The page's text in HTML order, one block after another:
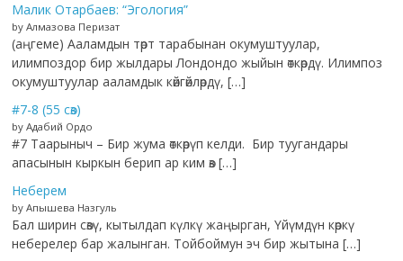
Малик Отарбаев: “Эгология”
by Алмазова Перизат
(аңгеме) Ааламдын төрт тарабынан окумуштуулар,
илимпоздор бир жылдары Лондондо жыйын өткөрдү. Илимпоз
окумуштуулар ааламдык көйгөйлөрдү, […]
#7-8 (55 сөз)
by Адабий Ордо
#7 Таарыныч – Бир жума өткөрүп келди. Бир туугандары
апасынын кыркын берип ар ким өз […]
Неберем
by Апышева Назгуль
Бал ширин сөзү, кытылдап күлкү жаңырган, Үйүмдүн көркү
неберелер бар жалынган. Тойбоймун эч бир жытына […]